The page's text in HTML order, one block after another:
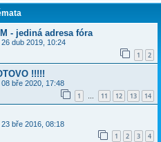
- jediná adresa fóra
26 dub 2019, 10:24
1 2
!!!!!
08 bře 2020, 17:48
1 … 11 12 13 14
23 bře 2016, 08:18
1 2 3 4